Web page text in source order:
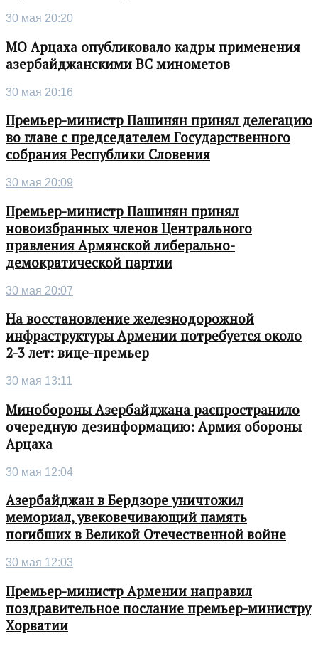
30 мая 20:20
МО Арцаха опубликовало кадры применения
азербайджанскими ВС минометов
30 мая 20:16
Премьер-министр Пашинян принял делегацию
во главе с председателем Государственного
собрания Республики Словения
30 мая 20:09
Премьер-министр Пашинян принял
новоизбранных членов Центрального
правления Армянской либерально-
демократической партии
30 мая 20:07
На восстановление железнодорожной
инфраструктуры Армении потребуется около
2-3 лет: вице-премьер
30 мая 13:11
Минобороны Азербайджана распространило
очередную дезинформацию: Армия обороны
Арцаха
30 мая 12:04
Азербайджан в Бердзоре уничтожил
мемориал, увековечивающий память
погибших в Великой Отечественной войне
30 мая 12:03
Премьер-министр Армении направил
поздравительное послание премьер-министру
Хорватии